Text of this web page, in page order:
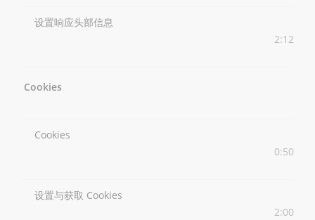
设置响应头部信息
2:12
Cookies
Cookies
0:50
设置与获取 Cookies
2:00